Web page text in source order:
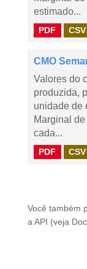
estimado...
PDF CSV
CMO
Valores do
produzida,
unidade de
Marginal
cada...
PDF CSV
Você também
a API (veja